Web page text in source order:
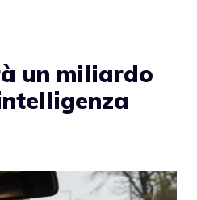
un miliardo